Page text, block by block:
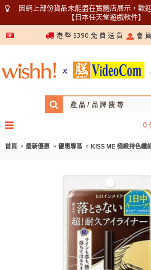
因網上部份貨品未能盡在實體店展示，歡
【日本任天堂遊戲軟件】
5366 1340
港 幣 $390 免 費 送 貨 會 員
0
首頁 最新優惠 優惠專區 KISS ME 極緻持色纖